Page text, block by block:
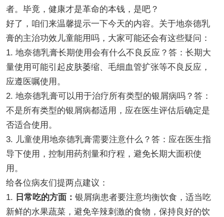
者。毕竟，健康才是革命的本钱，是吧？
好了，咱们来温馨提示一下今天的内容。关于地奈德乳
膏的主治功效儿童能用吗，大家可能还会有这些疑问：
1. 地奈德乳膏长期使用会有什么不良反应？答：长期大
量使用可能引起皮肤萎缩、毛细血管扩张等不良反应，
应遵医嘱使用。
2. 地奈德乳膏可以用于治疗所有类型的银屑病吗？答：
不是所有类型的银屑病都适用，应在医生评估后确定是
否适合使用。
3. 儿童使用地奈德乳膏需要注意什么？答：应在医生指
导下使用，控制用药剂量和疗程，避免长期大面积使
用。
给各位病友们提两点建议：
1. 日常吃的方面： 银屑病患者要注意均衡饮食，适当吃
新鲜的水果蔬菜，避免辛辣刺激的食物，保持良好的饮